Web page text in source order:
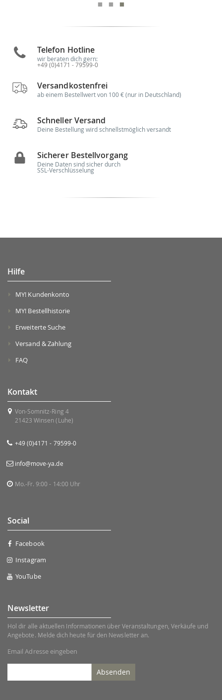
Telefon Hotline
wir beraten dich gern:
+49 (0)4171 - 79599-0
Versandkostenfrei
ab einem Bestellwert von 100 € (nur in Deutschland)
Schneller Versand
Deine Bestellung wird schnellstmöglich versandt
Sicherer Bestellvorgang
Deine Daten sind sicher durch
SSL-Verschlüsselung
Hilfe
MY! Kundenkonto
MY! Bestellhistorie
Erweiterte Suche
Versand & Zahlung
FAQ
Kontakt
Von-Somnitz-Ring 4
21423 Winsen (Luhe)
+49 (0)4171 - 79599-0
info@move-ya.de
Mo.-Fr. 9:00 - 14:00 Uhr
Social
Facebook
Instagram
YouTube
Newsletter
Hol dir alle aktuellen Informationen über Veranstaltungen, Verkäufe und
Angebote. Melde dich heute für den Newsletter an.
Email Adresse eingeben
Absenden